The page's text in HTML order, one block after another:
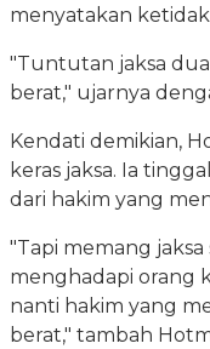
menyatakan
"Tuntutan jaksa
berat," ujarnya
Kendati demikian,
keras jaksa. Ia
dari hakim yang
"Tapi memang
menghadapi orang
nanti hakim yang
berat," tambah